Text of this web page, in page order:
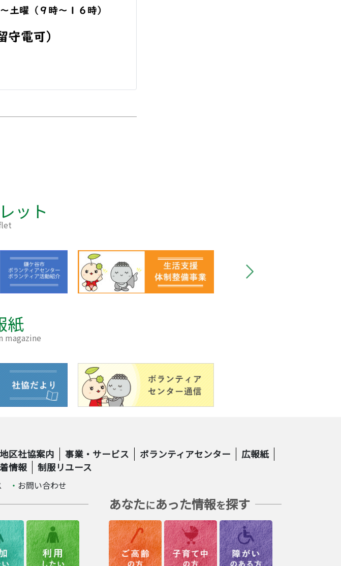
ット
紙
magazine
地区社協案内 事業・サービス ボランティアセンター
広報紙
情報 制服リユース
お問い合わせ
あなたにあった情報を探す